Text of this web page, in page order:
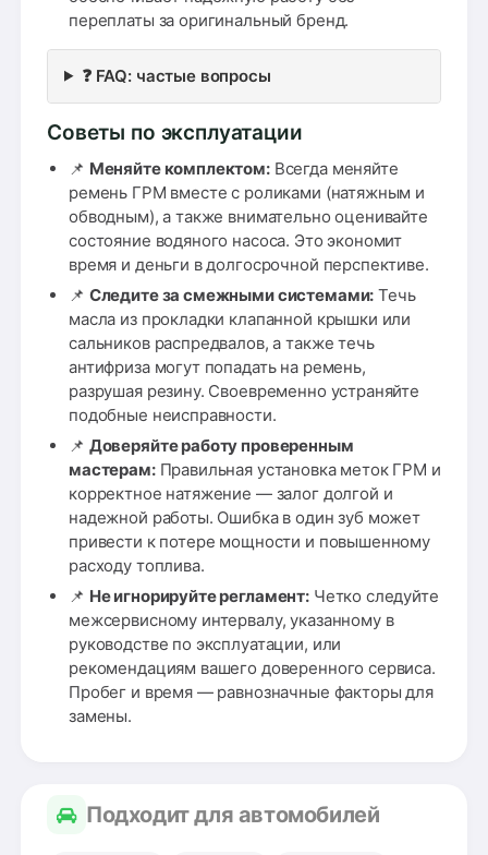
переплаты за оригинальный бренд.
❓ FAQ: частые вопросы
Советы по эксплуатации
📌 Меняйте комплектом:Всегда меняйте
ремень ГРМ вместе с роликами (натяжным и
обводным), а также внимательно оценивайте
состояние водяного насоса. Это экономит
время и деньги в долгосрочной перспективе.
📌 Следите за смежными системами: Течь
масла из прокладки клапанной крышки или
сальников распредвалов, а также течь
антифриза могут попадать на ремень,
разрушая резину. Своевременно устраняйте
подобные неисправности.
📌 Доверяйте работу проверенным
мастерам:Правильная установка меток ГРМ и
корректное натяжение — залог долгой и
надежной работы. Ошибка в один зуб может
привести к потере мощности и повышенному
расходу топлива.
📌 Не игнорируйте регламент:Четко следуйте
межсервисному интервалу, указанному в
руководстве по эксплуатации, или
рекомендациям вашего доверенного сервиса.
Пробег и время — равнозначные факторы для
замены.
Подходит для автомобилей